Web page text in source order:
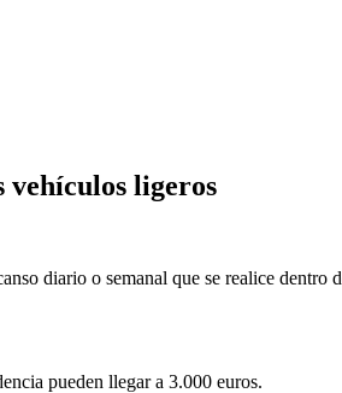
vehículos ligeros
diario o semanal que se realice
pueden llegar a 3.000 euros.